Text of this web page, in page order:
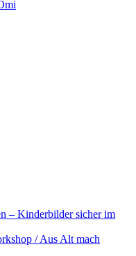
– Kinderbilder sicher im
/ Aus Alt mach